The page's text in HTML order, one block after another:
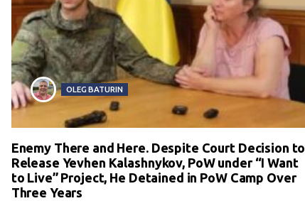
OLEG BATURIN
Enemy There and Here. Despite Court Decision to
Release Yevhen Kalashnykov, PoW under “I Want
to Live” Project, He Detained in PoW Camp Over
Three Years